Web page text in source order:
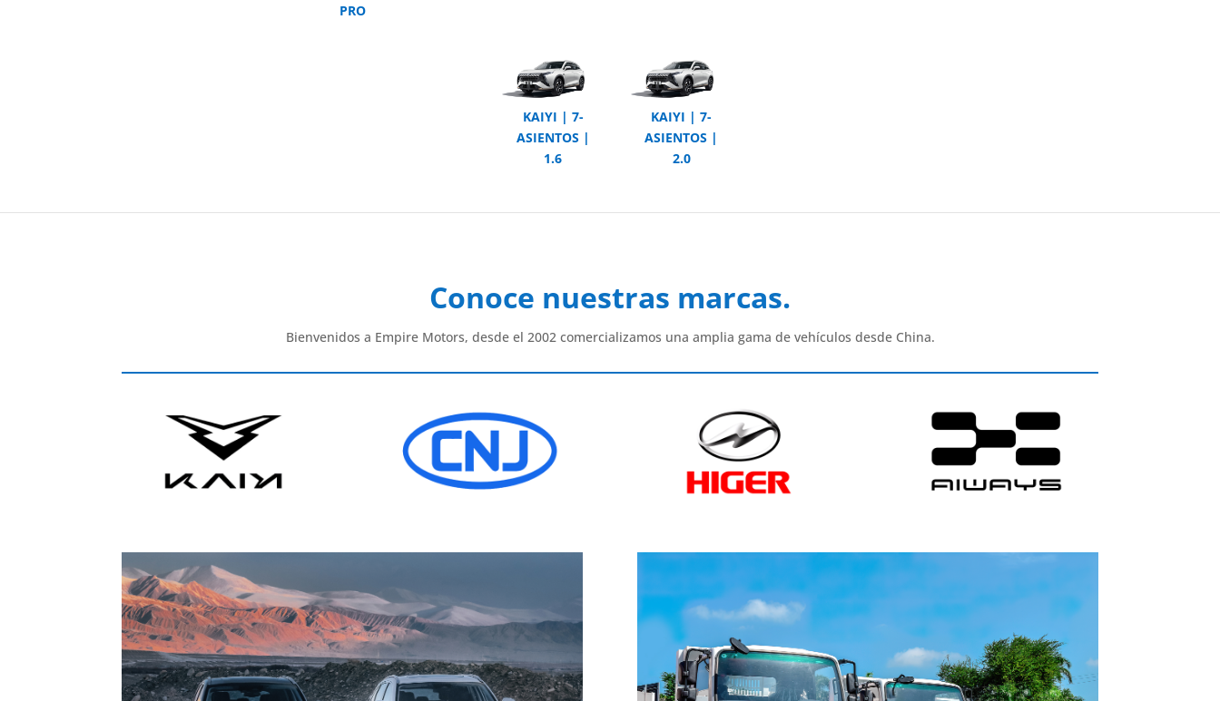
PRO
KAIYI | 7-
ASIENTOS |
1.6
KAIYI | 7-
ASIENTOS |
2.0
Conoce nuestras marcas.
Bienvenidos a Empire Motors, desde el 2002 comercializamos una amplia gama de vehículos desde China.